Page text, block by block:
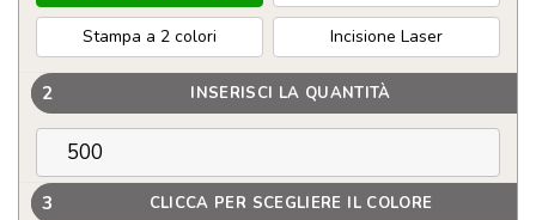
Stampa a 2 colori Incisione Laser
2 INSERISCI LA QUANTITÀ
3 CLICCA PER SCEGLIERE IL COLORE